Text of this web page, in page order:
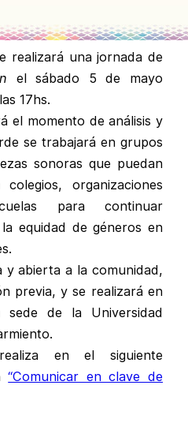
realizará una jornada de
el sábado 5 de mayo
17hs.
el momento de análisis y
se trabajará en grupos
sonoras que puedan
organizaciones
para continuar
equidad de géneros en
y abierta a la comunidad,
previa, y se realizará en
de la Universidad
en el siguiente
“Comunicar en clave de